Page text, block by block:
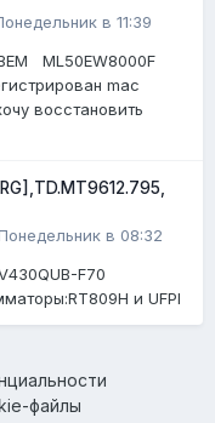
в 11:39
ML50EW8000F
mac
восстановить
в 08:32
F70
и UFPI
файлы